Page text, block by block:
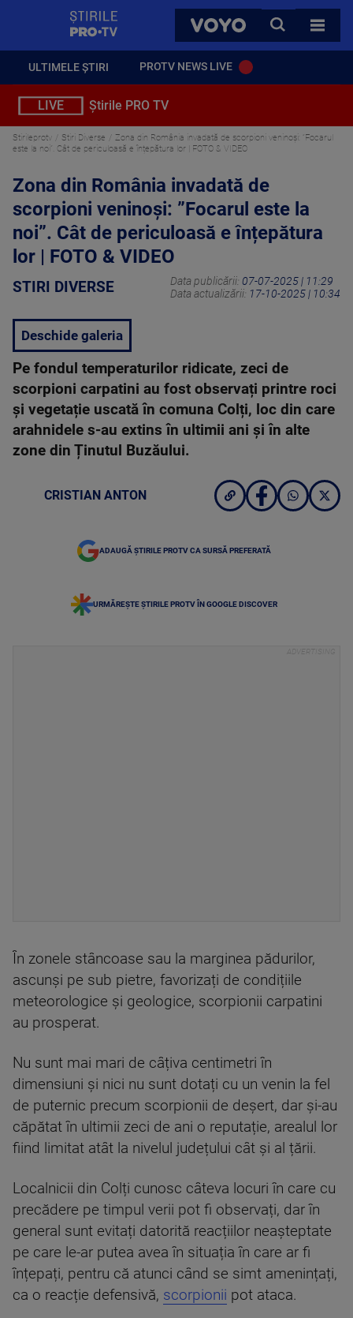
VOYO
CAUTA
TOATE
ULTIMELE ȘTIRI PROTV NEWS LIVE
LIVE Știrile PRO TV
Stirileprotv Stiri Diverse
Zona din România invadată de scorpioni veninoși: ”Focarul
este la noi”. Cât de periculoasă e înțepătura lor | FOTO & VIDEO
Zona din România invadată de
scorpioni veninoși: ”Focarul este la
noi”. Cât de periculoasă e înțepătura
lor | FOTO & VIDEO
STIRI DIVERSE Data publicării: 07-07-2025 | 11:29
Data actualizării: 17-10-2025 | 10:34
Deschide galeria
Pe fondul temperaturilor ridicate, zeci de
scorpioni carpatini au fost observați printre roci
și vegetație uscată în comuna Colți, loc din care
arahnidele s-au extins în ultimii ani și în alte
zone din Ținutul Buzăului.
CRISTIAN ANTON
ADAUGĂ ȘTIRILE PROTV CA SURSĂ PREFERATĂ
URMĂREȘTE ȘTIRILE PROTV ÎN GOOGLE DISCOVER
În zonele stâncoase sau la marginea pădurilor,
ascunși pe sub pietre, favorizați de condițiile
meteorologice și geologice, scorpionii carpatini
au prosperat.
Nu sunt mai mari de câțiva centimetri în
dimensiuni și nici nu sunt dotați cu un venin la fel
de puternic precum scorpionii de deșert, dar și-au
căpătat în ultimii zeci de ani o reputație, arealul lor
fiind limitat atât la nivelul județului cât și al țării.
Localnicii din Colți cunosc câteva locuri în care cu
precădere pe timpul verii pot fi observați, dar în
general sunt evitați datorită reacțiilor neașteptate
pe care le-ar putea avea în situația în care ar fi
înțepați, pentru că atunci când se simt amenințați,
ca o reacție defensivă, scorpionii pot ataca.